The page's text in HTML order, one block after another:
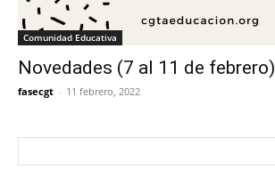
Comunidad Educativa
Novedades (7 al 11 de febrero)
fasecgt - 11 febrero, 2022